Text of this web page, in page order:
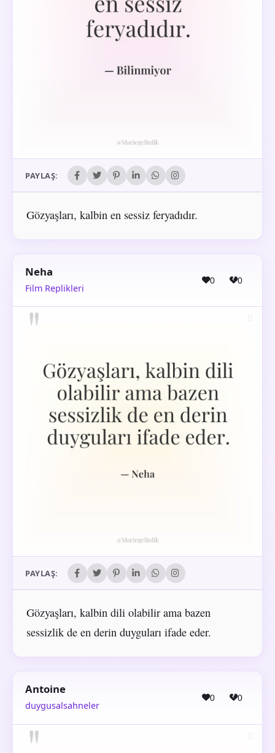
PAYLAŞ:
Gözyaşları, kalbin en sessiz feryadıdır.
Neha
Film Replikleri
0 0
PAYLAŞ:
Gözyaşları, kalbin dili olabilir ama bazen
sessizlik de en derin duyguları ifade eder.
Antoine
duygusalsahneler
0 0